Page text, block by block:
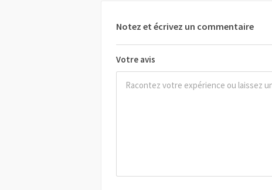
Notez et écrivez un commentaire
Votre avis